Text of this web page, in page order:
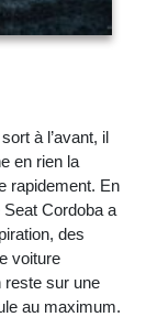
à l’avant, il
en rien la
rapidement. En
Cordoba a
des
voiture
reste sur une
au maximum.